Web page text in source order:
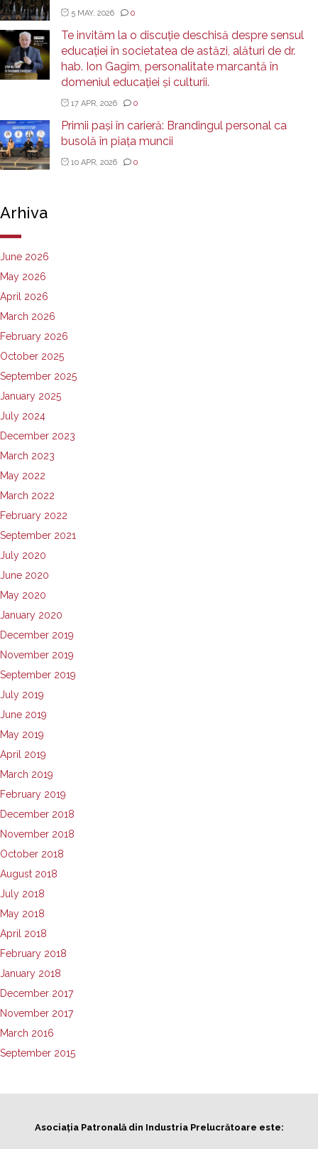
5 MAY, 2026 0
Te invităm la o discuție deschisă despre sensul
educației în societatea de astăzi, alături de dr.
hab. Ion Gagim, personalitate marcantă în
domeniul educației și culturii.
17 APR, 2026 0
Primii pași în carieră: Brandingul personal ca
busolă în piața muncii
10 APR, 2026 0
Arhiva
June 2026
May 2026
April 2026
March 2026
February 2026
October 2025
September 2025
January 2025
July 2024
December 2023
March 2023
May 2022
March 2022
February 2022
September 2021
July 2020
June 2020
May 2020
January 2020
December 2019
November 2019
September 2019
July 2019
June 2019
May 2019
April 2019
March 2019
February 2019
December 2018
November 2018
October 2018
August 2018
July 2018
May 2018
April 2018
February 2018
January 2018
December 2017
November 2017
March 2016
September 2015
Asociația Patronală din Industria Prelucrătoare este: